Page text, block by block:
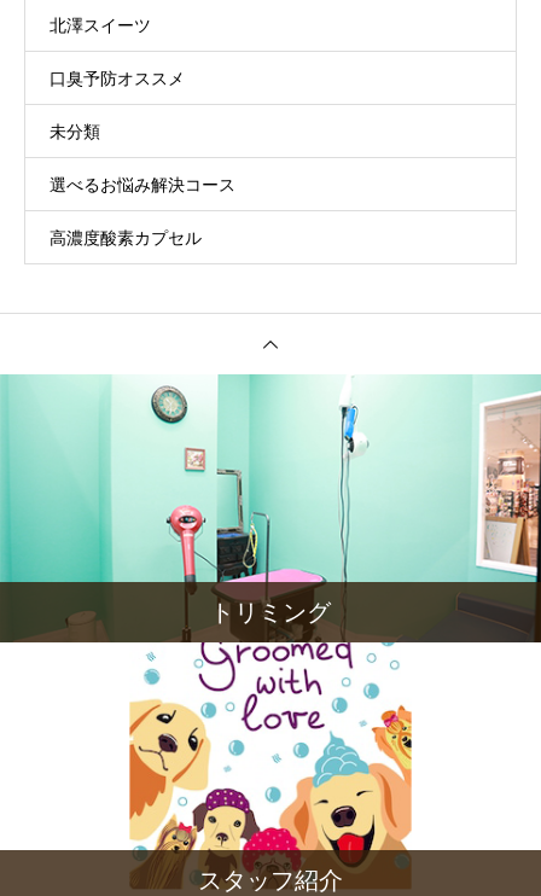
北澤スイーツ
口臭予防オススメ
未分類
選べるお悩み解決コース
高濃度酸素カプセル
トリミング
スタッフ紹介